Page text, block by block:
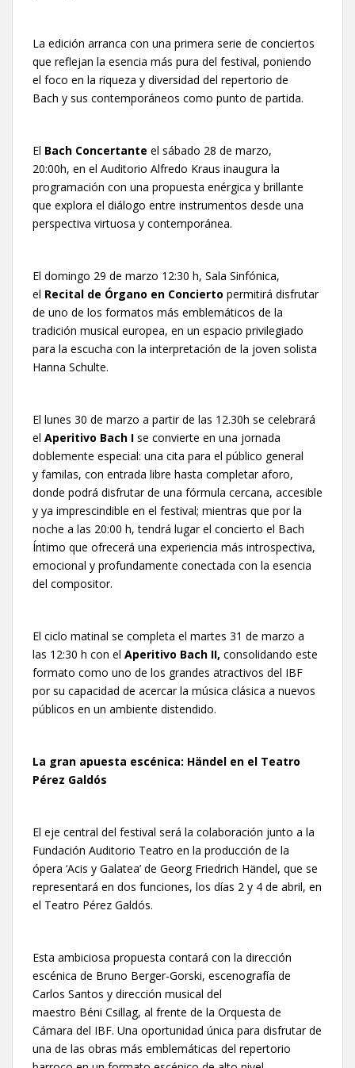
La edición arranca con una primera serie de conciertos
que reflejan la esencia más pura del festival, poniendo
el foco en la riqueza y diversidad del repertorio de
Bach y sus contemporáneos como punto de partida.
El Bach Concertante el sábado 28 de marzo,
20:00h, en el Auditorio Alfredo Kraus inaugura la
programación con una propuesta enérgica y brillante
que explora el diálogo entre instrumentos desde una
perspectiva virtuosa y contemporánea.
El domingo 29 de marzo 12:30 h, Sala Sinfónica,
el Recital de Órgano en Concierto permitirá disfrutar
de uno de los formatos más emblemáticos de la
tradición musical europea, en un espacio privilegiado
para la escucha con la interpretación de la joven solista
Hanna Schulte.
El lunes 30 de marzo a partir de las 12.30h se celebrará
el Aperitivo Bach I se convierte en una jornada
doblemente especial: una cita para el público general
y familas, con entrada libre hasta completar aforo,
donde podrá disfrutar de una fórmula cercana, accesible
y ya imprescindible en el festival; mientras que por la
noche a las 20:00 h, tendrá lugar el concierto el Bach
Íntimo que ofrecerá una experiencia más introspectiva,
emocional y profundamente conectada con la esencia
del compositor.
El ciclo matinal se completa el martes 31 de marzo a
las 12:30 h con el Aperitivo Bach II, consolidando este
formato como uno de los grandes atractivos del IBF
por su capacidad de acercar la música clásica a nuevos
públicos en un ambiente distendido.
La gran apuesta escénica: Händel en el Teatro
Pérez Galdós
El eje central del festival será la colaboración junto a la
Fundación Auditorio Teatro en la producción de la
ópera ‘Acis y Galatea’ de Georg Friedrich Händel, que se
representará en dos funciones, los días 2 y 4 de abril, en
el Teatro Pérez Galdós.
Esta ambiciosa propuesta contará con la dirección
escénica de Bruno Berger-Gorski, escenografía de
Carlos Santos y dirección musical del
maestro Béni Csillag, al frente de la Orquesta de
Cámara del IBF. Una oportunidad única para disfrutar de
una de las obras más emblemáticas del repertorio